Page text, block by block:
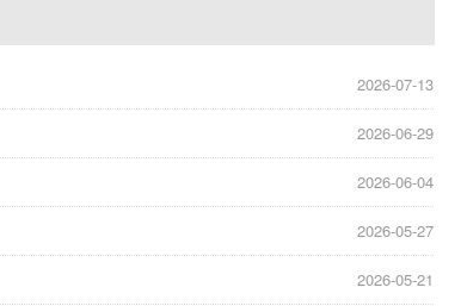
2026-07-13
2026-06-29
2026-06-04
2026-05-27
2026-05-21